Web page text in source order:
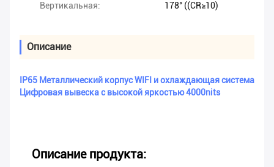
Вертикальная: 178° ((CR≥10)
Описание
IP65 Металлический корпус WIFI и охлаждающая система
Цифровая вывеска с высокой яркостью 4000nits
Описание продукта: